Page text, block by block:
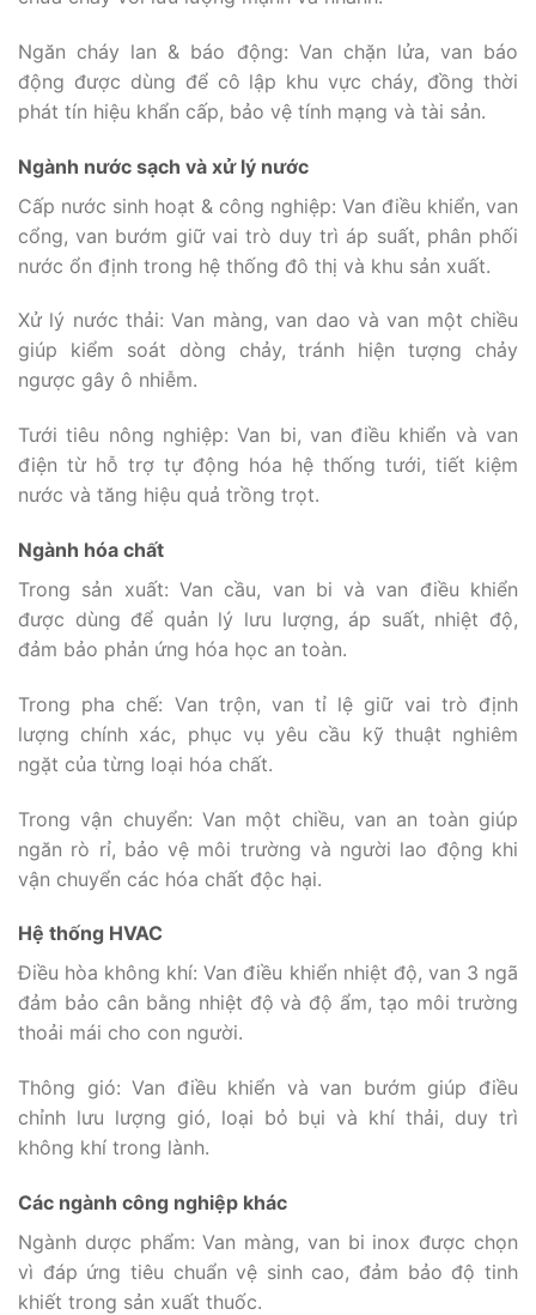
Ngăn cháy lan & báo động: Van chặn lửa, van báo
động được dùng để cô lập khu vực cháy, đồng thời
phát tín hiệu khẩn cấp, bảo vệ tính mạng và tài sản.
Ngành nước sạch và xử lý nước
Cấp nước sinh hoạt & công nghiệp: Van điều khiển, van
cổng, van bướm giữ vai trò duy trì áp suất, phân phối
nước ổn định trong hệ thống đô thị và khu sản xuất.
Xử lý nước thải: Van màng, van dao và van một chiều
giúp kiểm soát dòng chảy, tránh hiện tượng chảy
ngược gây ô nhiễm.
Tưới tiêu nông nghiệp: Van bi, van điều khiển và van
điện từ hỗ trợ tự động hóa hệ thống tưới, tiết kiệm
nước và tăng hiệu quả trồng trọt.
Ngành hóa chất
Trong sản xuất: Van cầu, van bi và van điều khiển
được dùng để quản lý lưu lượng, áp suất, nhiệt độ,
đảm bảo phản ứng hóa học an toàn.
Trong pha chế: Van trộn, van tỉ lệ giữ vai trò định
lượng chính xác, phục vụ yêu cầu kỹ thuật nghiêm
ngặt của từng loại hóa chất.
Trong vận chuyển: Van một chiều, van an toàn giúp
ngăn rò rỉ, bảo vệ môi trường và người lao động khi
vận chuyển các hóa chất độc hại.
Hệ thống HVAC
Điều hòa không khí: Van điều khiển nhiệt độ, van 3 ngã
đảm bảo cân bằng nhiệt độ và độ ẩm, tạo môi trường
thoải mái cho con người.
Thông gió: Van điều khiển và van bướm giúp điều
chỉnh lưu lượng gió, loại bỏ bụi và khí thải, duy trì
không khí trong lành.
Các ngành công nghiệp khác
Ngành dược phẩm: Van màng, van bi inox được chọn
vì đáp ứng tiêu chuẩn vệ sinh cao, đảm bảo độ tinh
khiết trong sản xuất thuốc.